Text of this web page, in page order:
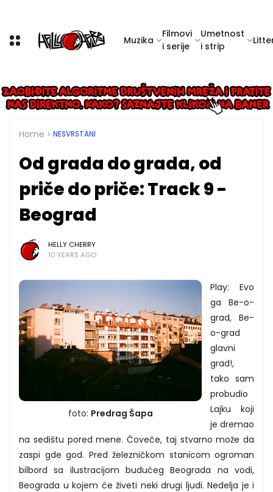
Muzika
Filmovi
i serije
Umetnost
i strip
Home NESVRSTANI
Od grada do grada, od
priče do priče: Track 9 -
Beograd
HELLY CHERRY
10 YEARS AGO
foto: Predrag Šapa
Play: Evo
ga Be-o-
grad, Be-
o-grad
glavni
grad!,
tako sam
probudio
Lajku koji
je dremao
na sedištu pored mene. Čoveče, taj stvarno može da
zaspi gde god. Pred železničkom stanicom ogroman
bilbord sa ilustracijom budućeg Beograda na vodi,
Beograda u kojem će živeti neki drugi ljudi. Nedelja je i